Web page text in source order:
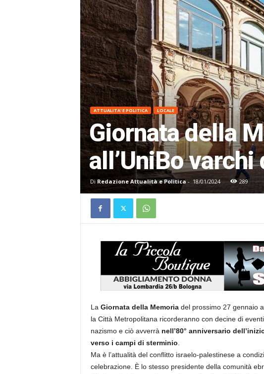
ATTUALITA' E POLITICA LOCALE
Giornata della
all’UniBo
Di Redazione Attualità e Politica - 18/01/2024 289
La Giornata della Memoriadel prossimo 27 gennaio
la Città Metropolitana ricorderanno con decine di
nazismo e ciò avverrà nell’80° anniversario
verso i campi di sterminio
Ma è l’attualità del conflitto israelo-palestinese a
celebrazione. È lo stesso presidente della comunità